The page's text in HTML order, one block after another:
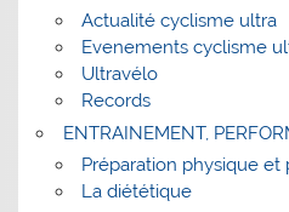
Actualité cyclisme ultra
Evenements cyclisme
Ultravélo
Records
ENTRAINEMENT,
Préparation physique
La diététique